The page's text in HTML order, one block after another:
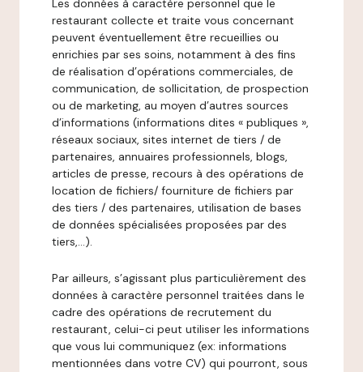
Les données à caractère personnel que le
restaurant collecte et traite vous concernant
peuvent éventuellement être recueillies ou
enrichies par ses soins, notamment à des fins
de réalisation d’opérations commerciales, de
communication, de sollicitation, de prospection
ou de marketing, au moyen d’autres sources
d’informations (informations dites « publiques »,
réseaux sociaux, sites internet de tiers / de
partenaires, annuaires professionnels, blogs,
articles de presse, recours à des opérations de
location de fichiers/ fourniture de fichiers par
des tiers / des partenaires, utilisation de bases
de données spécialisées proposées par des
tiers,…).
Par ailleurs, s’agissant plus particulièrement des
données à caractère personnel traitées dans le
cadre des opérations de recrutement du
restaurant, celui-ci peut utiliser les informations
que vous lui communiquez (ex: informations
mentionnées dans votre CV) qui pourront, sous